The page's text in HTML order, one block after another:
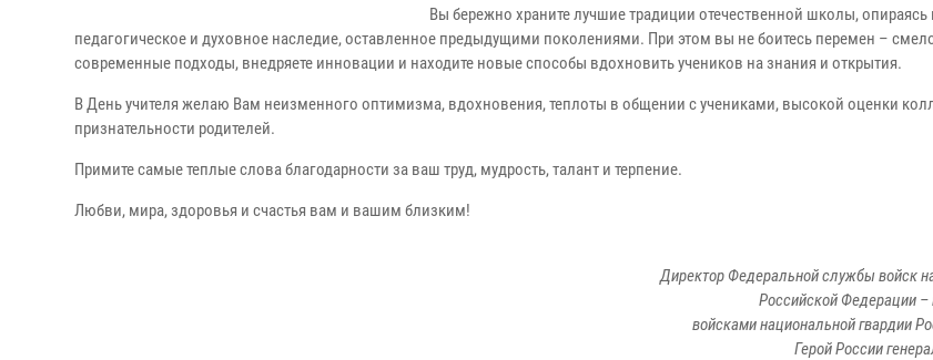
Вы бережно храните лучшие традиции отечественной школы, опираясь
педагогическое и духовное наследие, оставленное предыдущими поколениями. При этом вы не боитесь перемен –
современные подходы, внедряете инновации и находите новые способы вдохновить учеников на знания и открытия.
В День учителя желаю Вам неизменного оптимизма, вдохновения, теплоты в общении с учениками, высокой оценки
признательности родителей.
Примите самые теплые слова благодарности за ваш труд, мудрость, талант и терпение.
Любви, мира, здоровья и счастья вам и вашим близким!
Директор Федеральной службы войск
Российской Федерации
войсками национальной гвардии
Герой России